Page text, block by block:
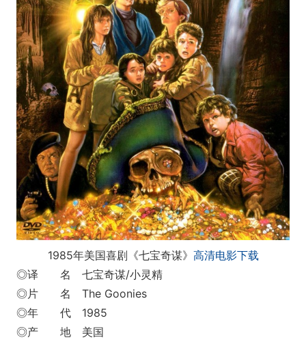
1985年美国喜剧《七宝奇谋》 高清电影下载
◎译 名 七宝奇谋/小灵精
◎片 名 The Goonies
◎年 代 1985
◎产 地 美国